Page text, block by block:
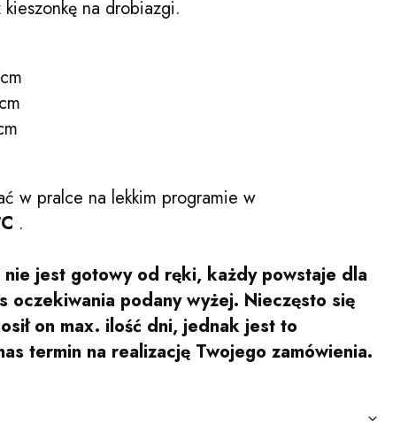
na drobiazgi.
w pralce na lekkim programie w
.
jest gotowy od ręki, każdy powstaje dla
oczekiwania podany wyżej. Nieczęsto się
on max. ilość dni, jednak jest to
termin na realizację Twojego zamówienia.